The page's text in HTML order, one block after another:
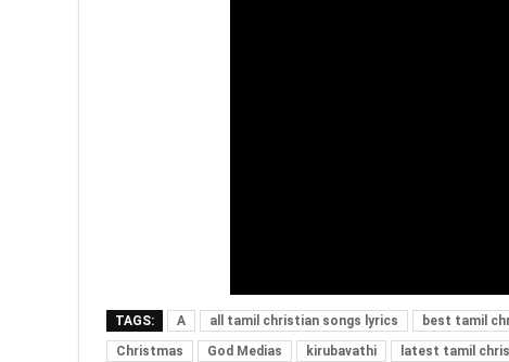
TAGS: A all tamil christian songs lyrics best tamil
Christmas
God Medias kirubavathi latest tamil